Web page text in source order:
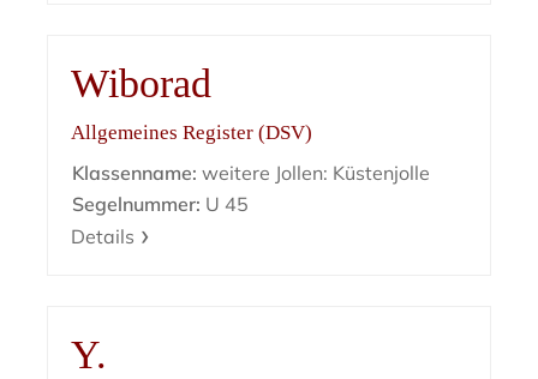
Wiborad
Allgemeines Register (DSV)
Klassenname: weitere Jollen: Küstenjolle
Segelnummer: U 45
Details
Y.